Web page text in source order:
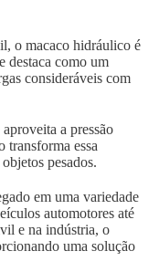
o macaco hidráulico é
destaca como um
consideráveis com
a pressão
transforma essa
pesados.
em uma variedade
automotores até
e na indústria, o
uma solução